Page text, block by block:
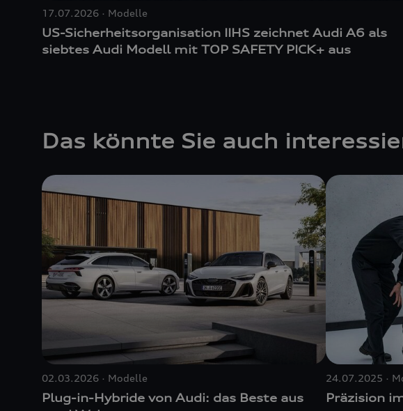
17.07.2026 Modelle
US-Sicherheitsorganisation IIHS zeichnet Audi A6 als
siebtes Audi Modell mit TOP SAFETY PICK+ aus
Das könnte Sie auch
02.03.2026 Modelle
Plug-in-Hybride von Audi: das Beste aus
24.07.2025
Präzision